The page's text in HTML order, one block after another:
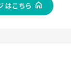
はこちら